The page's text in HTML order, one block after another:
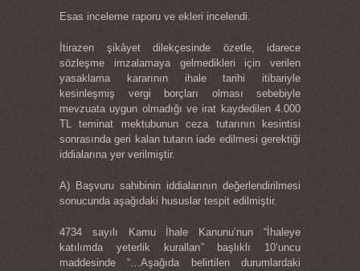
Esas inceleme raporu ve ekleri incelendi.
İtirazen şikâyet dilekçesinde özetle, idarece
sözleşme imzalamaya gelmedikleri için verilen
yasaklama kararının ihale tarihi itibariyle
kesinleşmiş vergi borçları olması sebebiyle
mevzuata uygun olmadığı ve irat kaydedilen 4.000
TL teminat mektubunun ceza tutarının kesintisi
sonrasında geri kalan tutarın iade edilmesi gerektiği
iddialarına yer verilmiştir.
A) Başvuru sahibinin iddialarının değerlendirilmesi
sonucunda aşağıdaki hususlar tespit edilmiştir.
4734 sayılı Kamu İhale Kanunu’nun “İhaleye
katılımda yeterlik kuralları” başlıklı 10’uncu
maddesinde “…Aşağıda belirtilen durumlardaki